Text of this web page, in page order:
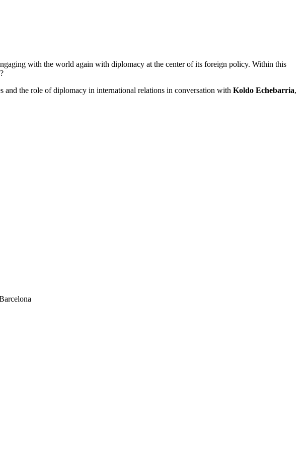
with the world again with diplomacy at the center of its foreign policy. Within this
and the role of diplomacy in international relations in conversation with Koldo Echebarria,